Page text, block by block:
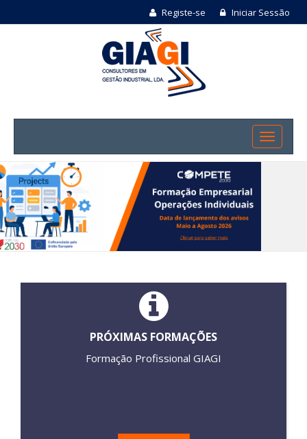
Registe-se Iniciar Sessão
PRÓXIMAS FORMAÇÕES
Formação Profissional GIAGI